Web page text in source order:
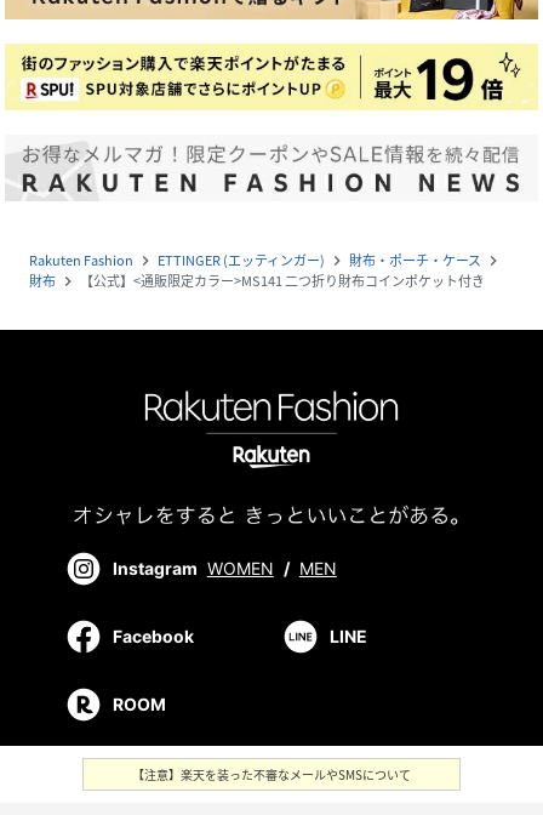
Rakuten Fashion navigate_next ETTINGER (エッティンガー) navigate_next 財布・ポーチ・ケース navigate_next
財布 navigate_next 【公式】<通販限定カラー>MS141 二つ折り財布コインポケット付き
Instagram WOMEN / MEN
Facebook LINE
ROOM
【注意】楽天を装った不審なメールやSMSについて